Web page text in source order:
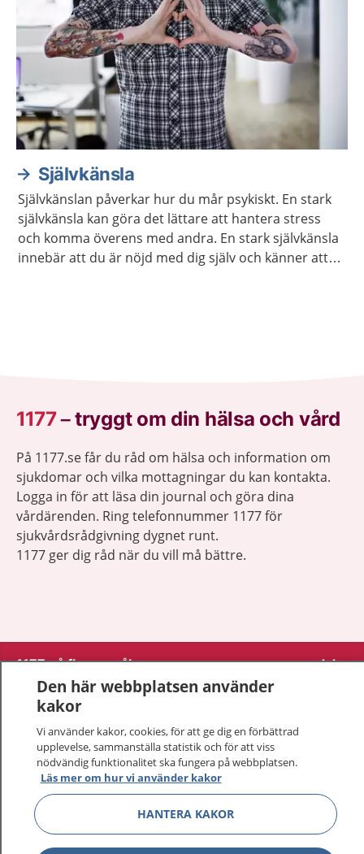
Självkänsla
Självkänslan påverkar hur du mår psykiskt. En stark
självkänsla kan göra det lättare att hantera stress
och komma överens med andra. En stark självkänsla
innebär att du är nöjd med dig själv och känner att
1177–tryggt om din hälsa och vård
På 1177.se får du råd om hälsa och information om
sjukdomar och vilka mottagningar du kan kontakta.
Logga in för att läsa din journal och göra dina
vårdärenden. Ring telefonnummer 1177 för
sjukvårdsrådgivning dygnet runt.
1177 ger dig råd när du vill må bättre.
1177 på flera språk Visa
Om 1177
Kontakt
Behandling av personuppgifter
Den här webbplatsen använder
kakor
Vi använder kakor, cookies, för att ge dig en förbättrad
upplevelse, sammanställa statistik och för att viss
nödvändig funktionalitet ska fungera på webbplatsen.
Läs mer om hur vi använder kakor
HANTERA KAKOR